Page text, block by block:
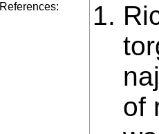
References:
of